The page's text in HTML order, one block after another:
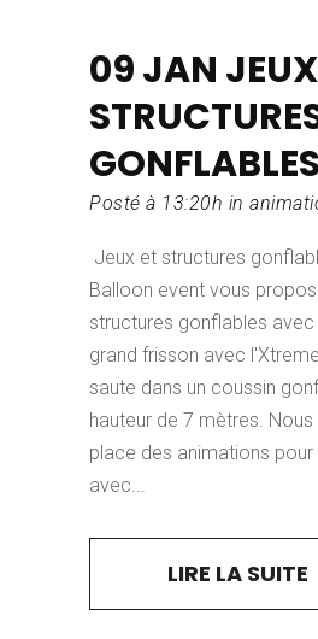
09 JAN
GONFLABLES
Posté à 13:20h in
Jeux et structures
Balloon event vous
structures gonflables
grand frisson avec
saute dans un coussin
hauteur de 7 mètres.
place des animations
avec...
LIRE LA SUITE